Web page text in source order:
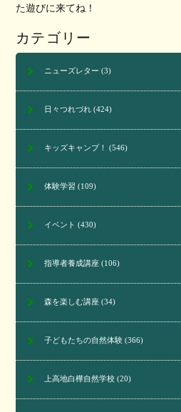
た遊びに来てね！
カテゴリー
ニューズレター (3)
日々つれづれ(424)
キッズキャンプ！ (546)
体験学習 (109)
イベント (430)
指導者養成講座(106)
森を楽しむ講座(34)
子どもたちの自然体験(366)
上高地白樺自然学校(20)